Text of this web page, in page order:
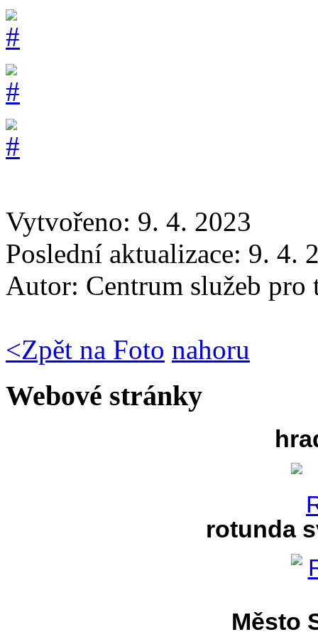
Vytvořeno: 9. 4. 2023
Poslední aktualizace: 9. 4.
Autor: Centrum služeb pro
<Zpět na Foto nahoru
Webové stránky
rotunda
Město